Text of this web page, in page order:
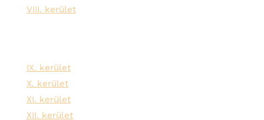
VIII. kerület
IX. kerület
X. kerület
XI. kerület
XII. kerület